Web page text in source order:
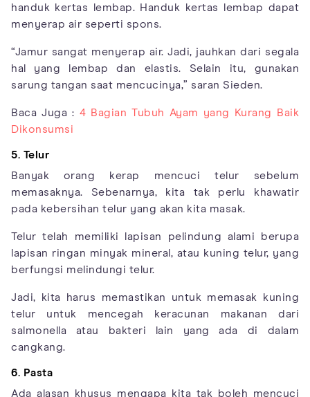
handuk kertas lembap. Handuk kertas lembap dapat
menyerap air seperti spons.
“Jamur sangat menyerap air. Jadi, jauhkan dari segala
hal yang lembap dan elastis. Selain itu, gunakan
sarung tangan saat mencucinya,” saran Sieden.
Baca Juga : 4 Bagian Tubuh Ayam yang Kurang Baik
Dikonsumsi
5. Telur
Banyak orang kerap mencuci telur sebelum
memasaknya. Sebenarnya, kita tak perlu khawatir
pada kebersihan telur yang akan kita masak.
Telur telah memiliki lapisan pelindung alami berupa
lapisan ringan minyak mineral, atau kuning telur, yang
berfungsi melindungi telur.
Jadi, kita harus memastikan untuk memasak kuning
telur untuk mencegah keracunan makanan dari
salmonella atau bakteri lain yang ada di dalam
cangkang.
6. Pasta
Ada alasan khusus mengapa kita tak boleh mencuci